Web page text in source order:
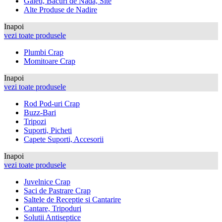
Alte Produse de Nadire
Inapoi
vezi toate produsele
Plumbi Crap
Momitoare Crap
Inapoi
vezi toate produsele
Rod Pod-uri Crap
Buzz-Bari
Tripozi
Suporti, Picheti
Capete Suporti, Accesorii
Inapoi
vezi toate produsele
Juvelnice Crap
Saci de Pastrare Crap
Saltele de Receptie si Cantarire
Cantare, Tripoduri
Solutii Antiseptice